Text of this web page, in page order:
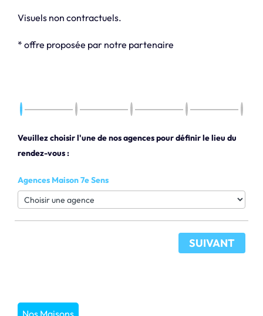
Visuels non contractuels.
* offre proposée par notre partenaire
Veuillez choisir l'une de nos agences pour définir le lieu du
rendez-vous :
Agences Maison 7e Sens
SUIVANT
Nos Maisons